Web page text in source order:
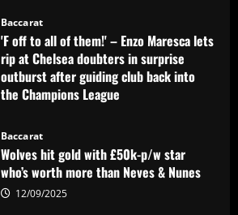
Baccarat
'F off to all of them!' – Enzo Maresca lets
rip at Chelsea doubters in surprise
outburst after guiding club back into
the Champions League
Baccarat
Wolves hit gold with £50k-p/w star
who’s worth more than Neves & Nunes
12/09/2025